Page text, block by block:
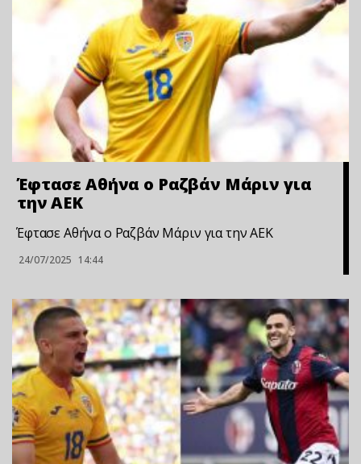
Έφτασε Αθήνα ο Ραζβάν Μάριν για
την ΑΕΚ
Έφτασε Αθήνα ο Ραζβάν Μάριν για την ΑΕΚ
24/07/2025 14:44